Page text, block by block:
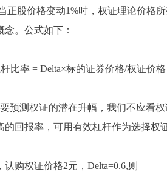
正股价格变动1%时，权证理论价格
。公式如下：
率 = Delta×标的证券价格/权证价格
测权证的潜在升幅，我们不应看权
回报率，可用有效杠杆作为选择权
权证价格2元，Delta=0.6,则